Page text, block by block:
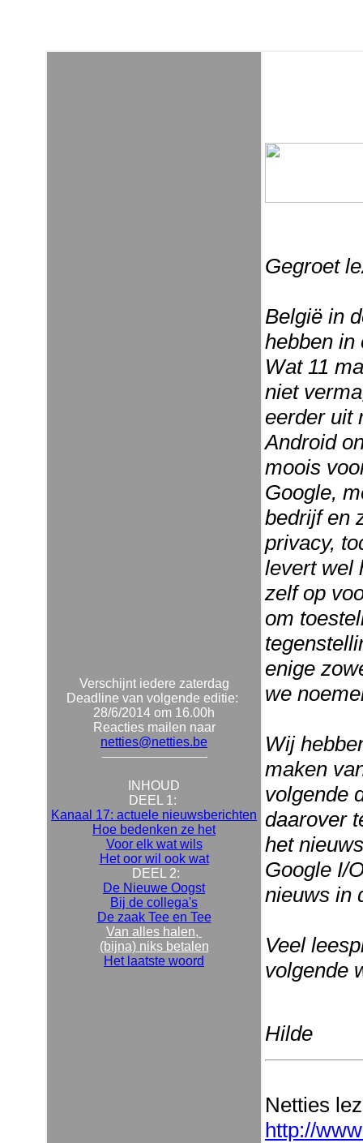
Verschijnt iedere zaterdag
Deadline van volgende editie:
28/6/2014 om 16.00h
Reacties mailen naar
netties@netties.be
INHOUD
DEEL 1:
Kanaal 17: actuele nieuwsberichten
Hoe bedenken ze het
Voor elk wat wils
Het oor wil ook wat
DEEL 2:
De Nieuwe Oogst
Bij de collega's
De zaak Tee en Tee
Van alles halen,
(bijna) niks betalen
Het laatste woord
Gegroet
België in
hebben in
Wat 11
niet
eerder uit
Android
moois
Google,
bedrijf en
privacy,
levert wel
zelf op
om
enige
we
Wij
maken
volgende
daarover
het
Google I/
nieuws in
Veel
volgende
Hilde
Netties
http://